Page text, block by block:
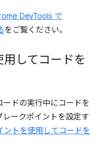
DevTools で
をご覧ください。
してコードを
ドの実行中にコードを
ークポイントを設定す
ントを使用してコードを